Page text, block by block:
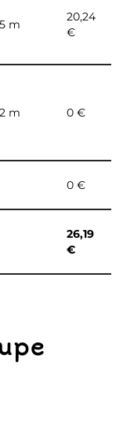
m
20,24
€
m 0 €
0 €
26,19
€